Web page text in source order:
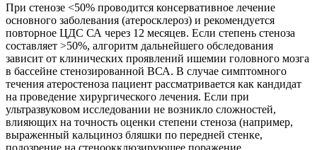
При стенозе <50% проводится консервативное лечение
основного заболевания (атеросклероз) и рекомендуется
повторное ЦДС СА через 12 месяцев. Если степень стеноза
составляет >50%, алгоритм дальнейшего обследования
зависит от клинических проявлений ишемии головного мозга
в бассейне стенозированной ВСА. В случае симптомного
течения атеростеноза пациент рассматривается как кандидат
на проведение хирургического лечения. Если при
ультразвуковом исследовании не возникло сложностей,
влияющих на точность оценки степени стеноза (например,
выраженный кальциноз бляшки по передней стенке,
подозрение на стеноокклюзирующее поражение